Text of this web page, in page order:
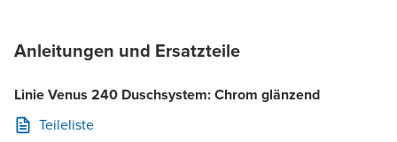
Anleitungen und Ersatzteile
Linie Venus 240 Duschsystem: Chrom glänzend
Teileliste